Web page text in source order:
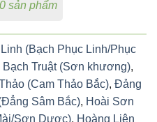
sản phẩm
(Bạch Phục Linh/Phục
Bạch Truật (Sơn khương),
(Cam Thảo Bắc), Đảng
Sâm Bắc), Hoài Sơn
Sơn Dược), Hoàng Liên